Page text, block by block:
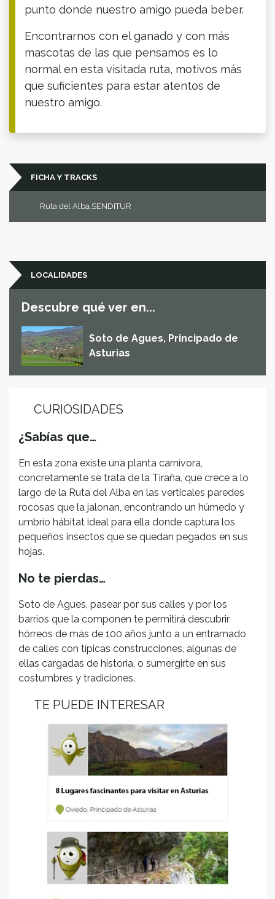
punto donde nuestro amigo pueda beber.
Encontrarnos con el ganado y con más
mascotas de las que pensamos es lo
normal en esta visitada ruta, motivos más
que suficientes para estar atentos de
nuestro amigo.
FICHA Y TRACKS
Ruta del Alba.SENDITUR
LOCALIDADES
Descubre qué ver en...
Soto de Agues, Principado de
Asturias
CURIOSIDADES
¿Sabías que…
En esta zona existe una planta carnívora,
concretamente se trata de la Tiraña, que crece a lo
largo de la Ruta del Alba en las verticales paredes
rocosas que la jalonan, encontrando un húmedo y
umbrío hábitat ideal para ella donde captura los
pequeños insectos que se quedan pegados en sus
hojas.
No te pierdas…
Soto de Agues, pasear por sus calles y por los
barrios que la componen te permitirá descubrir
hórreos de más de 100 años junto a un entramado
de calles con típicas construcciones, algunas de
ellas cargadas de historia, o sumergirte en sus
costumbres y tradiciones.
TE PUEDE INTERESAR